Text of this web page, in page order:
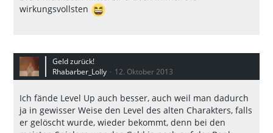
wirkungsvollsten
Geld zurück!
Rhabarber_Lolly
12. Oktober 2013
Ich fände Level Up auch besser, auch weil man dadurch
ja in gewisser Weise den Level des alten Charakters, falls
er gelöscht wurde, wieder bekommt, denn bei den